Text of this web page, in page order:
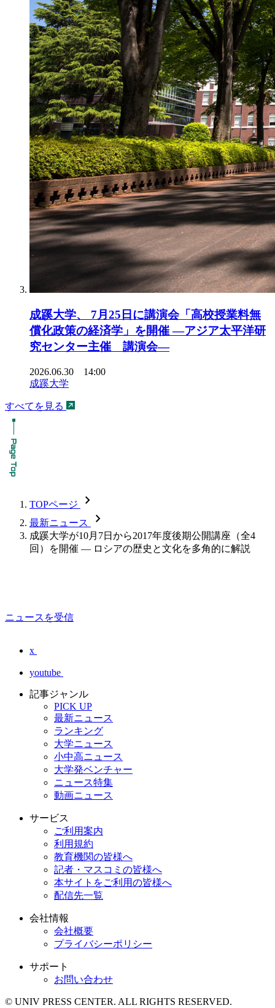
成蹊大学、 7月25日に講演会「高校授業料無
償化政策の経済学」を開催 ―アジア太平洋研
究センター主催 講演会―
2026.06.30 14:00
成蹊大学
すべてを見る
TOPページ chevron_forward
最新ニュース chevron_forward
成蹊大学が10月7日から2017年度後期公開講座（全4
回）を開催 — ロシアの歴史と文化を多角的に解説
ニュースを受信
x
youtube
記事ジャンル
PICK UP
最新ニュース
ランキング
大学ニュース
小中高ニュース
大学発ベンチャー
ニュース特集
動画ニュース
サービス
ご利用案内
利用規約
教育機関の皆様へ
記者・マスコミの皆様へ
本サイトをご利用の皆様へ
配信先一覧
会社情報
会社概要
プライバシーポリシー
サポート
お問い合わせ
© UNIV PRESS CENTER. ALL RIGHTS RESERVED.